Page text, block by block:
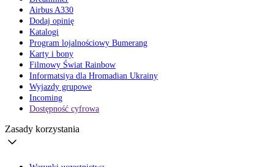
Airbus A330
Dodaj opinię
Katalogi
Program lojalnościowy Bumerang
Karty i bony
Filmowy Świat Rainbow
Informatsiya dla Hromadian Ukrainy
Wyjazdy grupowe
Incoming
Dostępność cyfrowa
Zasady korzystania